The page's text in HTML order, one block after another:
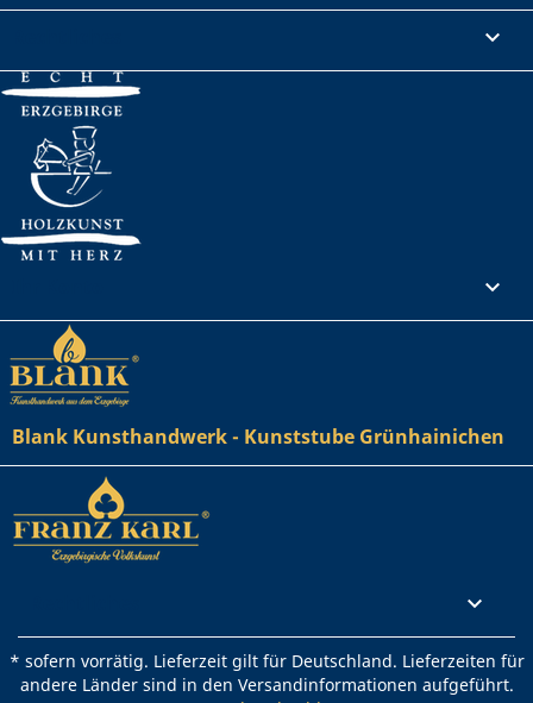


Blank Kunsthandwerk - Kunststube Grünhainichen

* sofern vorrätig. Lieferzeit gilt für Deutschland. Lieferzeiten für
andere Länder sind in den Versandinformationen aufgeführt.